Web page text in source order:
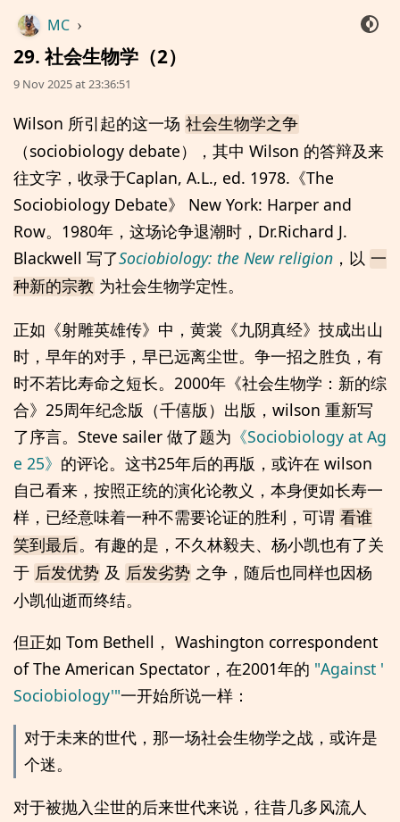
MC ›
29. 社会生物学（2）
9 Nov 2025 at 23:36:51
Wilson 所引起的这一场 社会生物学之争
（sociobiology debate），其中 Wilson 的答辩及来
往文字，收录于Caplan, A.L., ed. 1978.《The
Sociobiology Debate》 New York: Harper and
Row。1980年，这场论争退潮时，Dr.Richard J.
Blackwell 写了Sociobiology: the New religion ，以 一
种新的宗教 为社会生物学定性。
正如《射雕英雄传》中，黄裳《九阴真经》技成出山
时，早年的对手，早已远离尘世。争一招之胜负，有
时不若比寿命之短长。2000年《社会生物学：新的综
合》25周年纪念版（千僖版）出版，wilson 重新写
了序言。Steve sailer 做了题为 《Sociobiology at Ag
e 25》 的评论。这书25年后的再版，或许在 wilson
自己看来，按照正统的演化论教义，本身便如长寿一
样，已经意味着一种不需要论证的胜利，可谓 看谁
笑到最后。有趣的是，不久林毅夫、杨小凯也有了关
于 后发优势 及 后发劣势 之争，随后也同样也因杨
小凯仙逝而终结。
但正如 Tom Bethell， Washington correspondent
of The American Spectator，在2001年的 "Against '
Sociobiology'"一开始所说一样：
对于未来的世代，那一场社会生物学之战，或许是
个迷。
对于被抛入尘世的后来世代来说，往昔几多风流人